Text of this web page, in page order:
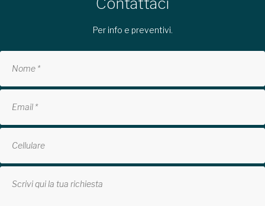
Per info e preventivi.